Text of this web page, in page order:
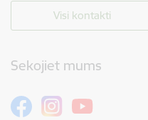
Visi kontakti
Sekojiet mums